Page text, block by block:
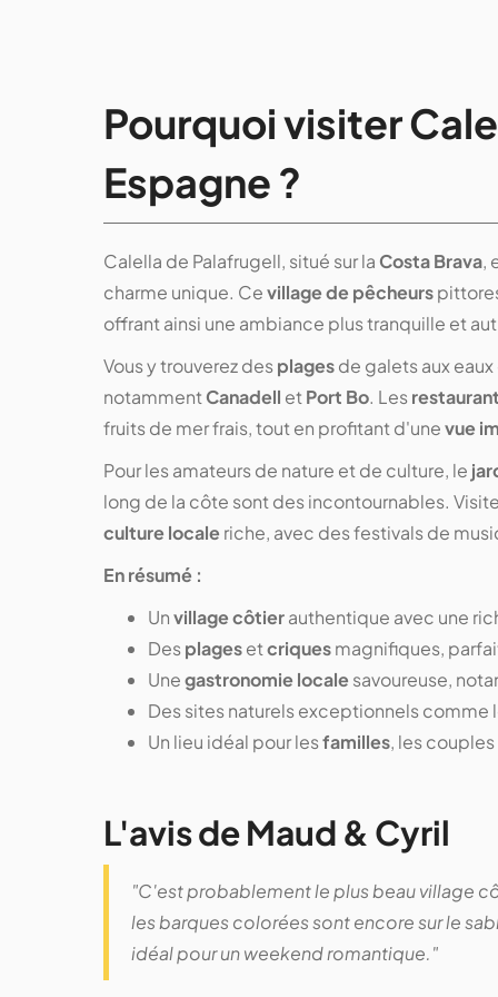
Pourquoi visiter
Espagne ?
Calella de Palafrugell, situé sur la Costa Brava,
charme unique. Cevillage de pêcheurs
offrant ainsi une ambiance plus tranquille et
Vous y trouverez desplagesde galets aux
notamment Canadell et Port Bo. Les
fruits de mer frais, tout en profitant d'unevue
Pour les amateurs de nature et de culture, le
long de la côte sont des incontournables.
culture localeriche, avec des festivals de
En résumé :
Unvillage côtierauthentique avec une
Desplagesetcriquesmagnifiques,
Unegastronomie localesavoureuse,
Des sites naturels exceptionnels comme
Un lieu idéal pour lesfamilles, les
L'avis de Maud & Cyril
"C'est probablement le plus beau village
les barques colorées sont encore sur le
idéal pour un weekend romantique."